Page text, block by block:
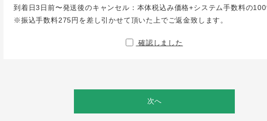
到着日3日前〜発送後のキャンセル：本体税込み価格+システム手数料の
※振込手数料275円を差し引かせて頂いた上でご返金致します。
確認しました
次へ